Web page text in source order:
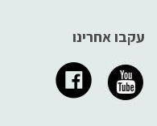
עקבו אחרינו